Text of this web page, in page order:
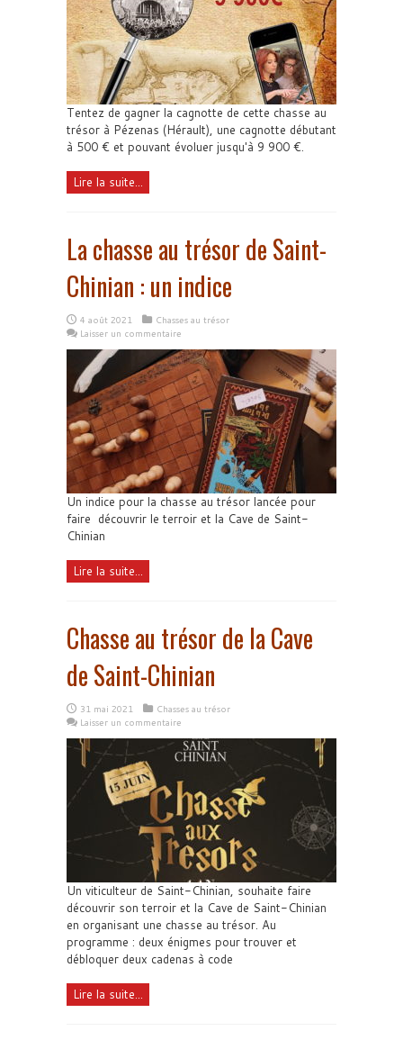
Tentez de gagner la cagnotte de cette chasse au
trésor à Pézenas (Hérault), une cagnotte débutant
à 500 € et pouvant évoluer jusqu'à 9 900 €.
Lire la suite...
La chasse au trésor de Saint-
Chinian : un indice
4 août 2021
Chasses au trésor
Laisser un commentaire
Un indice pour la chasse au trésor lancée pour
faire découvrir le terroir et la Cave de Saint-
Chinian
Lire la suite...
Chasse au trésor de la Cave
de Saint-Chinian
31 mai 2021
Chasses au trésor
Laisser un commentaire
Un viticulteur de Saint-Chinian, souhaite faire
découvrir son terroir et la Cave de Saint-Chinian
en organisant une chasse au trésor. Au
programme : deux énigmes pour trouver et
débloquer deux cadenas à code
Lire la suite...